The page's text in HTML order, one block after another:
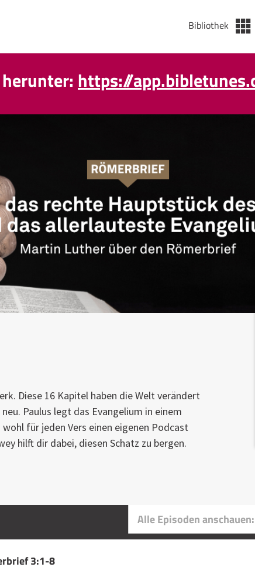
Bibliothek
https://
Diese 16 Kapitel haben die Welt verändert
Paulus legt das Evangelium in einem
für jeden Vers einen eigenen Podcast
hilft dir dabei, diesen Schatz zu bergen.
Alle Episoden
3:1-8